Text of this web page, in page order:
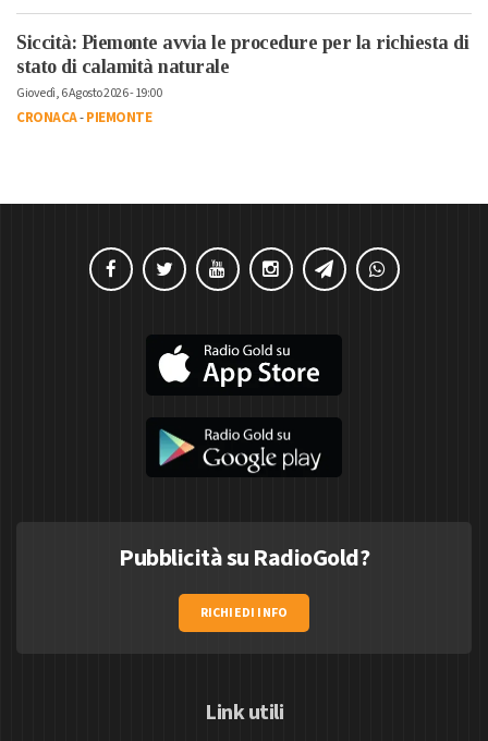
Siccità: Piemonte avvia le procedure per la richiesta di
stato di calamità naturale
Giovedì, 6 Agosto 2026 - 19:00
CRONACA-PIEMONTE
Pubblicità su RadioGold?
RICHIEDI INFO
Link utili